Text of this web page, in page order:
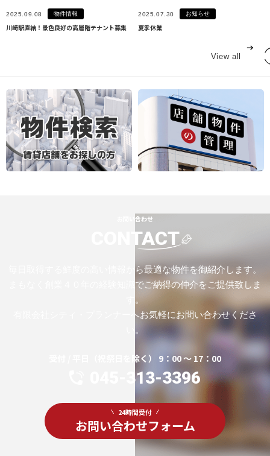
2025.09.08 物件情報
川崎駅直結！景色良好の高層階テナント募集
2025.07.30 お知らせ
夏季休業
View all
お問い合わせ
CONTACT
毎日取得する鮮度の高い情報から最適な物件を御紹介します。
まもなく創業４０年の経験知識でご納得の仲介をご提供致しま
す。
有限会社シティ・プランナーへお気軽にお問い合わせくださ
い。
受付 / 平日（祝祭日を除く） 9：00 ～ 17：00
045-313-3396
24時間受付
お問い合わせフォーム